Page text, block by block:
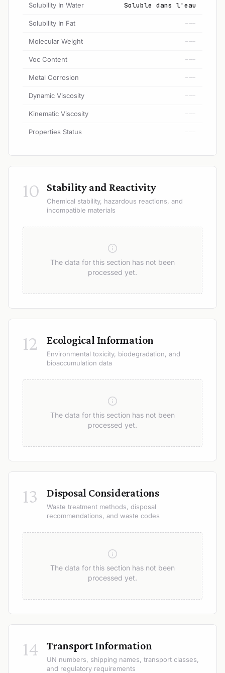
Solubility In Water Soluble dans l'eau
Solubility In Fat ---
Molecular Weight ---
Voc Content ---
Metal Corrosion ---
Dynamic Viscosity ---
Kinematic Viscosity ---
Properties Status ---
10 Stability and Reactivity
Chemical stability, hazardous reactions, and
incompatible materials
The data for this section has not been
processed yet.
12 Ecological Information
Environmental toxicity, biodegradation, and
bioaccumulation data
The data for this section has not been
processed yet.
13 Disposal Considerations
Waste treatment methods, disposal
recommendations, and waste codes
The data for this section has not been
processed yet.
14 Transport Information
UN numbers, shipping names, transport classes,
and regulatory requirements